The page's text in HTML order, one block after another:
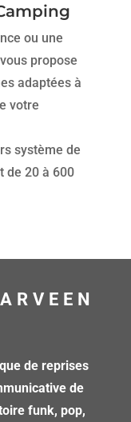
ou une
propose
adaptées à
votre
système de
de 20 à 600
de reprises
de
funk, pop,